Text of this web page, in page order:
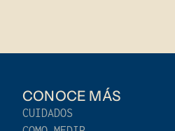
CONOCE MÁS
CUIDADOS